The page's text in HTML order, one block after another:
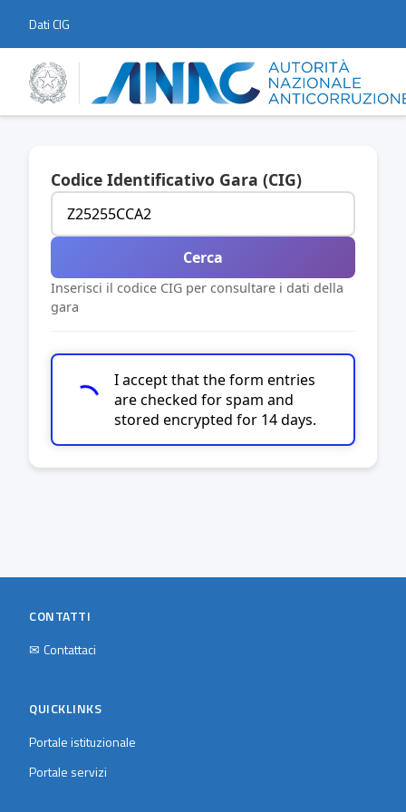
Dati CIG
Codice Identificativo Gara (CIG)
Cerca
Inserisci il codice CIG per consultare i dati della
gara
I accept that the form entries
are checked for spam and
stored encrypted for 14 days.
CONTATTI
✉ Contattaci
QUICKLINKS
Portale istituzionale
Portale servizi